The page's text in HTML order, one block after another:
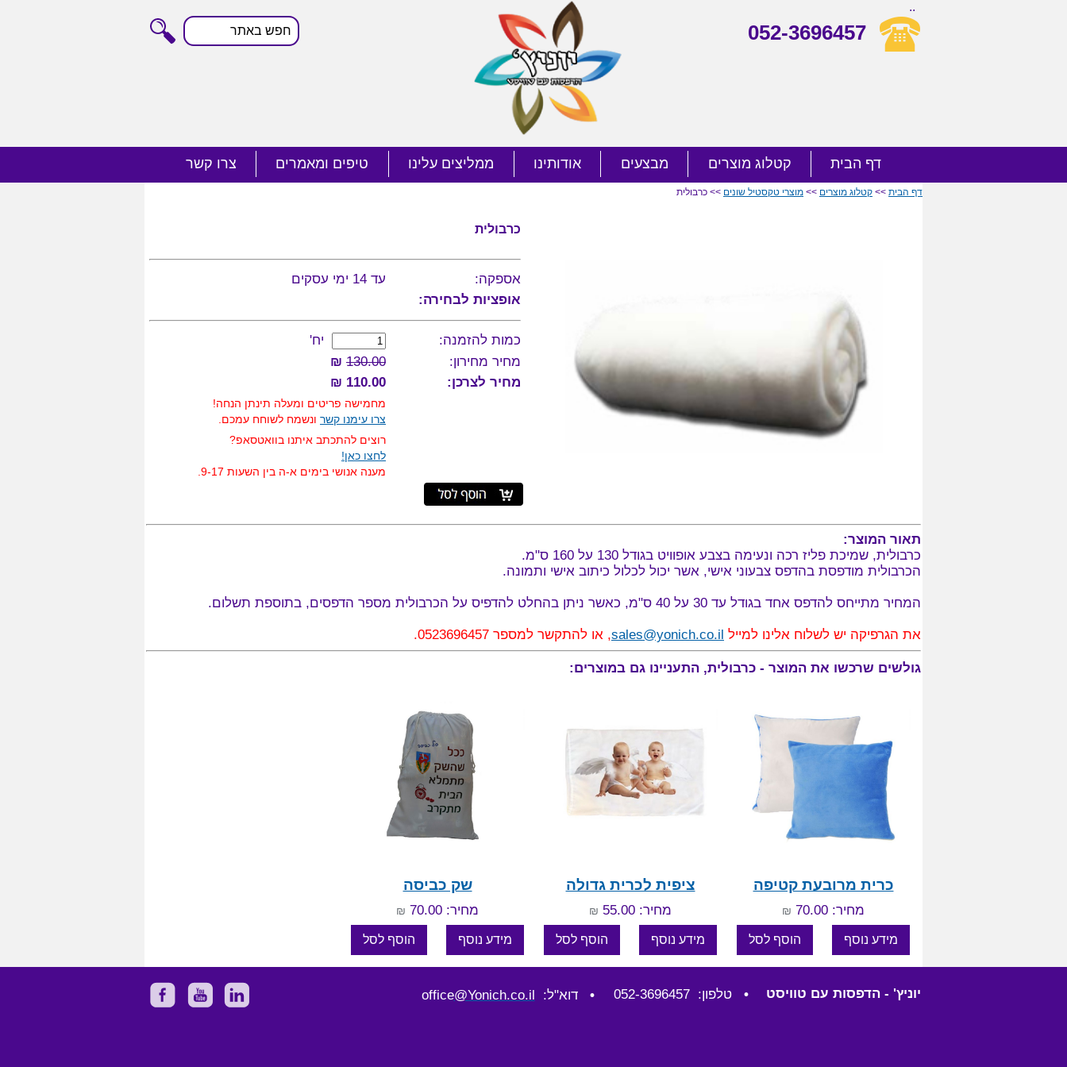
דף הבית קטלוג מוצרים מבצעים אודותינו ממליצים עלינו טיפים ומאמרים צרו קשר
052-3696457
חפש
באתר
..
דף הבית >> קטלוג מוצרים >> מוצרי טקסטיל שונים >> כרבולית
כרבולית
אספקה:
עד 14 ימי עסקים
אופציות לבחירה:
כמות להזמנה:
יח'
מחיר מחירון:
130.00
₪
מחיר לצרכן:
110.00 ₪
מחמישה פריטים ומעלה תינתן הנחה!
צרו עימנו קשר ונשמח לשוחח עמכם.
רוצים להתכתב איתנו בוואטסאפ?
לחצו כאן!
מענה אנושי בימים א-ה בין השעות 9-17.
תאור המוצר:
כרבולית, שמיכת פליז רכה ונעימה בצבע אופוויט בגודל 130 על 160 ס"מ.
הכרבולית מודפסת בהדפס צבעוני אישי, אשר יכול לכלול כיתוב אישי ותמונה.
המחיר מתייחס להדפס אחד בגודל עד 30 על 40 ס"מ, כאשר ניתן בהחלט להדפיס על הכרבולית מספר הדפסים, בתוספת תשלום.
את הגרפיקה יש לשלוח אלינו למייל sales@yonich.co.il, או להתקשר למספר 0523696457.
גולשים שרכשו את המוצר - כרבולית, התעניינו גם במוצרים:
כרית מרובעת קטיפה
מחיר: 70.00 ₪
ציפית לכרית גדולה
מחיר: 55.00 ₪
שק כביסה
מחיר: 70.00 ₪
יוניץ' - הדפסות עם טוויסט •טלפון: 052-3696457 • דוא"ל: office @Yonich.co.il